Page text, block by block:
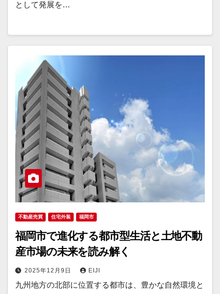
として発展を…
不動産売買 住宅外装 福岡市
福岡市で進化する都市型生活と土地不動
産市場の未来を読み解く
2025年12月9日 EIJI
九州地方の北部に位置する都市は、豊かな自然環境と